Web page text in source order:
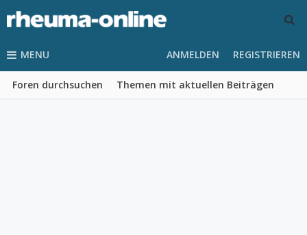
MENU
Foren durchsuchen Themen mit aktuellen Beiträgen
ANMELDEN REGISTRIEREN